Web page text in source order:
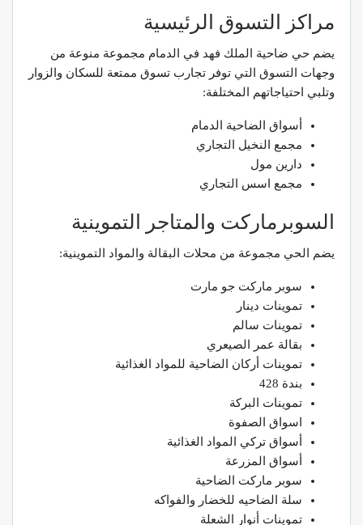
مراكز التسوق الرئيسية
يضم حي ضاحية الملك فهد في الدمام مجموعة منوعة من
وجهات التسوق التي توفر تجارب تسوق ممتعة للسكان والزوار
وتلبي احتياجاتهم المختلفة:
أسواق الضاحية الدمام
مجمع النخيل التجاري
دارين مول
مجمع اسس التجاري
السوبرماركت والمتاجر التموينية
يضم الحي مجموعة من محلات البقالة والمواد التموينية:
سوبر ماركت جو مارت
تموينات دينار
تموينات سالم
بقالة عمر الصيعري
تموينات أركان الضاحية للمواد الغذائية
بندة 428
تموينات البركة
اسواق الصفوة
أسواق تركي المواد الغذائية
أسواق المزرعة
سوبر ماركت الضاحية
سلة الضاحيه للخضار والفواكه
تموينات أنوار الشعلة